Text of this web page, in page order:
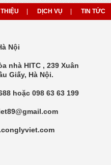
| DỊCH VỤ | TIN TỨC
Nội
nhà HITC , 239 Xuân
Giấy, Hà Nội.
hoặc 098 63 63 199